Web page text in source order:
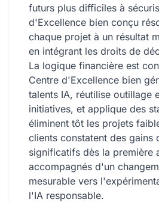
EXPLICATIONS
Les LLM ne pensent pas
OUTILS
Score TechStack
Calculateur de Dette Technique
FAQ
Réserver un appel
futurs plus difficiles à
d'Excellence bien conçu
chaque projet à un résultat
en intégrant les droits de
La logique financière est
Centre d'Excellence bien
talents IA, réutilise outillage
initiatives, et applique des
éliminent tôt les projets
clients constatent des gains
significatifs dès la première
accompagnés d'un
mesurable vers
l'IA responsable.